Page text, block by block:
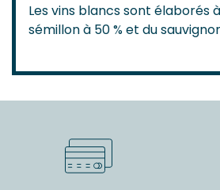
Les vins blancs sont élaborés
sémillon à 50 % et du